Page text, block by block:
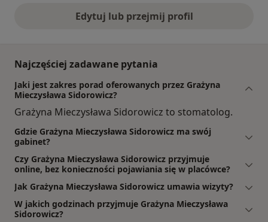
Edytuj lub przejmij profil
Najczęściej zadawane pytania
Jaki jest zakres porad oferowanych przez Grażyna
Mieczysława Sidorowicz?
Grażyna Mieczysława Sidorowicz to stomatolog.
Gdzie Grażyna Mieczysława Sidorowicz ma swój
gabinet?
Czy Grażyna Mieczysława Sidorowicz przyjmuje
online, bez konieczności pojawiania się w placówce?
Jak Grażyna Mieczysława Sidorowicz umawia wizyty?
W jakich godzinach przyjmuje Grażyna Mieczysława
Sidorowicz?